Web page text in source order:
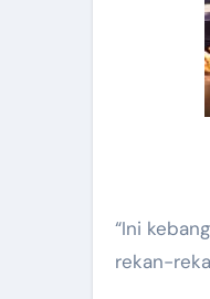
“Ini
rekan-